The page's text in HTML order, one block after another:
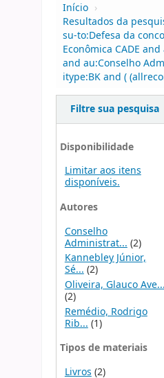
Início ›
Resultados da
su-to:Defesa da
Econômica CADE
and au:Conselho
itype:BK and (
Filtre sua pesquisa
Disponibilidade
Limitar aos itens
disponíveis.
Autores
Conselho
Administrat... (2)
Kannebley Júnior,
Sé...(2)
Oliveira, Glauco Ave...
(2)
Remédio, Rodrigo
Rib... (1)
Tipos de materiais
Livros (2)